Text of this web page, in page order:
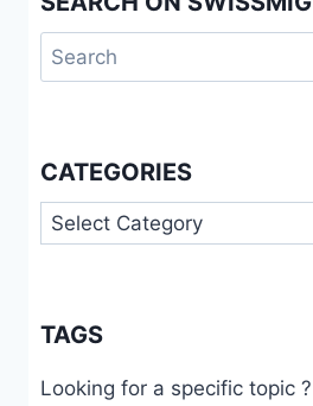
Search
for:
CATEGORIES
Categories
TAGS
Looking for a specific topic ?